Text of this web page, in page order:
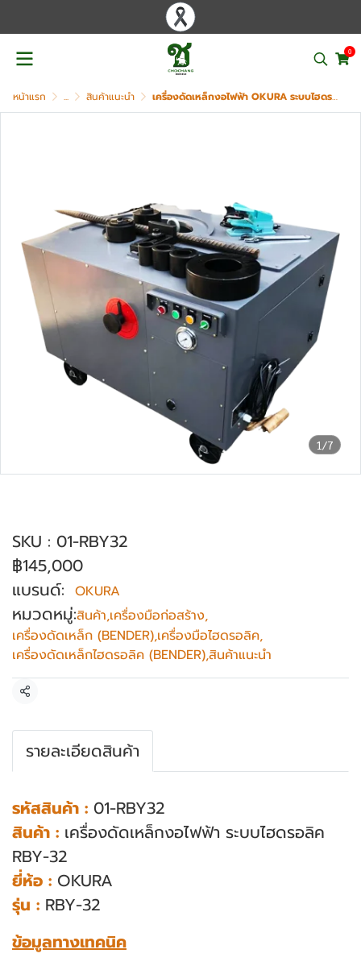
0
หน้าแรก ... สินค้าแนะนำ เครื่องดัดเหล็กงอไฟฟ้า OKURA ระบบไฮดรอลิค รุ่น RBY-32
1/7
SKU : 01-RBY32
฿145,000
แบรนด์: OKURA
หมวดหมู่:สินค้า,เครื่องมือก่อสร้าง,
เครื่องดัดเหล็ก (BENDER),เครื่องมือไฮดรอลิค,
เครื่องดัดเหล็กไฮดรอลิค (BENDER),สินค้าแนะนำ
แชร์
รายละเอียดสินค้า
รหัสสินค้า : 01-RBY32
สินค้า : เครื่องดัดเหล็กงอไฟฟ้า ระบบไฮดรอลิค
RBY-32
ยี่ห้อ : OKURA
รุ่น : RBY-32
ข้อมูลทางเทคนิค